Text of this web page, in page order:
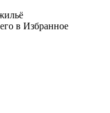
в Избранное